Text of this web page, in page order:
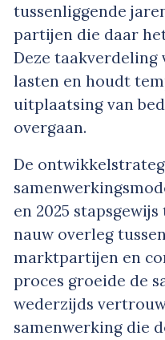
tussenliggende
partijen die daar
Deze taakverdeling
lasten en houdt
uitplaatsing van
overgaan.
De
en 2025
nauw overleg
marktpartijen en
proces groeide de
wederzijds
samenwerking die